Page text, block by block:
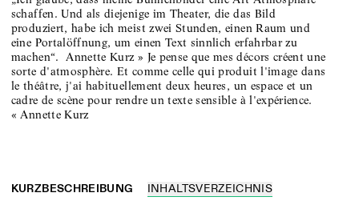
schaffen. Und als diejenige im Theater, die das Bild
produziert, habe ich meist zwei Stunden, einen Raum und
eine Portalöffnung, um einen Text sinnlich erfahrbar zu
machen“. Annette Kurz » Je pense que mes décors créent une
sorte d'atmosphère. Et comme celle qui produit l'image dans
le théâtre, j'ai habituellement deux heures, un espace et un
cadre de scène pour rendre un texte sensible à l'expérience.
« Annette Kurz
KURZBESCHREIBUNG INHALTSVERZEICHNIS